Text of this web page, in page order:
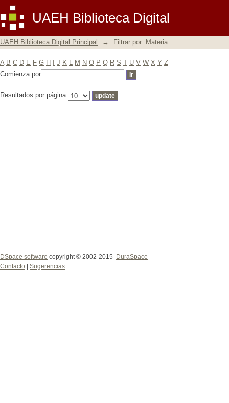
UAEH Biblioteca Digital
Filtrar por: Materia
UAEH Biblioteca Digital Principal → Filtrar por: Materia
A B C D E F G H J K L M N O P Q R S T U V W X Y Z
Comienza por
Resultados por página:
DSpace software copyright © 2002-2015
DuraSpace
Contacto
Sugerencias